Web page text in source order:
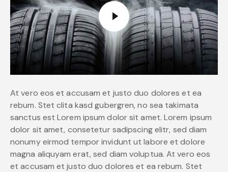
At vero eos et accusam et justo duo dolores et ea
rebum. Stet clita kasd gubergren, no sea takimata
sanctus est Lorem ipsum dolor sit amet. Lorem ipsum
dolor sit amet, consetetur sadipscing elitr, sed diam
nonumy eirmod tempor invidunt ut labore et dolore
magna aliquyam erat, sed diam voluptua. At vero eos
et accusam et justo duo dolores et ea rebum. Stet